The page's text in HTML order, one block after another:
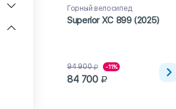
Горный велосипед
Superior XC 899 (2025)
94 900 -11%
84 700